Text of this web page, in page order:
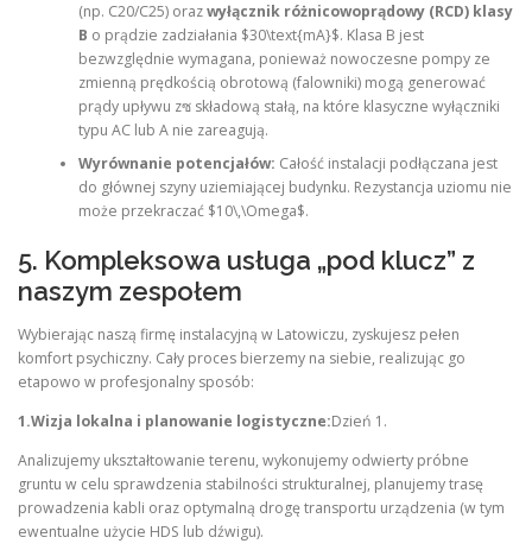
(np. C20/C25) orazwyłącznik różnicowoprądowy (RCD) klasy
B o prądzie zadziałania $30\text{mA}$. Klasa B jest
bezwzględnie wymagana, ponieważ nowoczesne pompy ze
zmienną prędkością obrotową (falowniki) mogą generować
prądy upływu zซ składową stałą, na które klasyczne wyłączniki
typu AC lub A nie zareagują.
Wyrównanie potencjałów: Całość instalacji podłączana jest
do głównej szyny uziemiającej budynku. Rezystancja uziomu nie
może przekraczać $10\,\Omega$.
5. Kompleksowa usługa „pod klucz” z
naszym zespołem
Wybierając naszą firmę instalacyjną w Latowiczu, zyskujesz pełen
komfort psychiczny. Cały proces bierzemy na siebie, realizując go
etapowo w profesjonalny sposób:
1.Wizja lokalna i planowanie logistyczne:Dzień 1.
Analizujemy ukształtowanie terenu, wykonujemy odwierty próbne
gruntu w celu sprawdzenia stabilności strukturalnej, planujemy trasę
prowadzenia kabli oraz optymalną drogę transportu urządzenia (w tym
ewentualne użycie HDS lub dźwigu).